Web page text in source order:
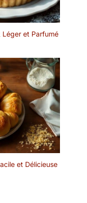
armoires que
de service
au Micro-
en
durable, les
DOWAN
et sans
les micro-
lave-
et sain pour
quotidien.
d'assiettes
blanche a
Léger et Parfumé
et Délicieuse